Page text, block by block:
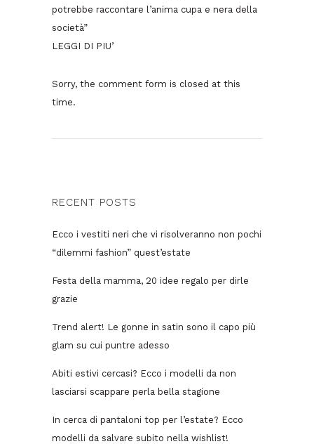
potrebbe raccontare l’anima cupa e nera della
società”
LEGGI DI PIU’
Sorry, the comment form is closed at this
time.
RECENT POSTS
Ecco i vestiti neri che vi risolveranno non pochi
“dilemmi fashion” quest’estate
Festa della mamma, 20 idee regalo per dirle
grazie
Trend alert! Le gonne in satin sono il capo più
glam su cui puntre adesso
Abiti estivi cercasi? Ecco i modelli da non
lasciarsi scappare perla bella stagione
In cerca di pantaloni top per l’estate? Ecco
modelli da salvare subito nella wishlist!